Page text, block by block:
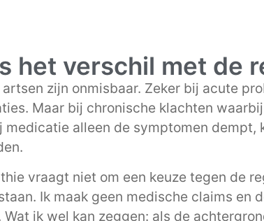
het verschil met de
artsen zijn onmisbaar. Zeker bij acute
Maar bij chronische klachten
medicatie alleen de symptomen dempt,
vraagt niet om een keuze tegen de
Ik maak geen medische claims en
Wat ik wel kan zeggen: als de